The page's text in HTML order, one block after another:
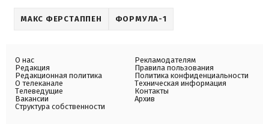
МАКС ФЕРСТАППЕН ФОРМУЛА-1
О нас
Редакция
Редакционная политика
О телеканале
Телеведущие
Вакансии
Структура собственности
Рекламодателям
Правила пользования
Политика конфиденциальности
Техническая информация
Контакты
Архив